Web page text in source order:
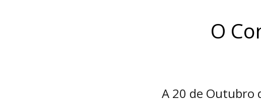
O
A 20 de Outubro